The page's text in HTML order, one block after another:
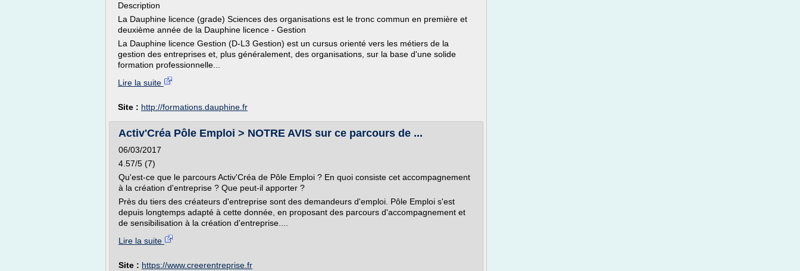
Description
La Dauphine licence (grade) Sciences des organisations est le tronc commun en première et
deuxième année de la Dauphine licence - Gestion
La Dauphine licence Gestion (D-L3 Gestion) est un cursus orienté vers les métiers de la
gestion des entreprises et, plus généralement, des organisations, sur la base d'une solide
formation professionnelle...
Lire la suite
Site : http://formations.dauphine.fr
Activ'Créa Pôle Emploi > NOTRE AVIS sur ce parcours de ...
06/03/2017
4.57/5 (7)
Qu'est-ce que le parcours Activ'Créa de Pôle Emploi ? En quoi consiste cet accompagnement
à la création d'entreprise ? Que peut-il apporter ?
Près du tiers des créateurs d'entreprise sont des demandeurs d'emploi. Pôle Emploi s'est
depuis longtemps adapté à cette donnée, en proposant des parcours d'accompagnement et
de sensibilisation à la création d'entreprise....
Lire la suite
Site : https://www.creerentreprise.fr